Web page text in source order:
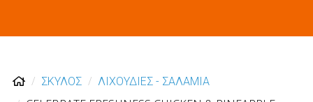
ΣΚΥΛΟΣ ΛΙΧΟΥΔΙΕΣ - ΣΑΛΑΜΙΑ